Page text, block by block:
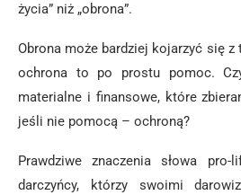
życia” niż „obrona”.
Obrona może bardziej kojarzyć się
ochrona to po prostu pomoc.
materialne i finansowe, które
jeśli nie pomocą – ochroną?
Prawdziwe znaczenia słowa
darczyńcy, którzy swoimi